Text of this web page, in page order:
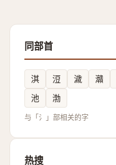
同部首
淇 浢 濊 灨
池
渤
与「氵」部相关的字
热搜